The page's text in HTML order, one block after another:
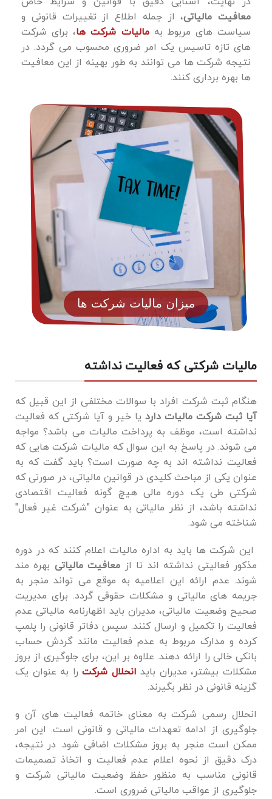
معافیت مالیاتی، از جمله اطلاع از تغییرات قانونی و
سیاست ‌های مربوط بهمالیات شرکت ها، برای شرکت‌
های تازه تاسیس یک امر ضروری محسوب می گردد. در
نتیجه شرکت ها می توانند به طور بهینه از این معافیت
‌ها بهره‌ برداری کنند.
مالیات شرکتی که فعالیت نداشته
هنگام ثبت شرکت افراد با سوالات مختلفی از این قبیل که
آیا ثبت شرکت مالیات دارد یا خیر و آیا شرکتی که فعالیت
نداشته است، موظف به پرداخت مالیات می باشد؟ مواجه
می شوند. در پاسخ به این سوال که مالیات شرکت هایی که
فعالیت نداشته اند به چه صورت است؟ باید گفت که به
عنوان یکی از مباحث کلیدی در قوانین مالیاتی، در صورتی که
شرکتی طی یک دوره مالی هیچ ‌گونه فعالیت اقتصادی
نداشته باشد، از نظر مالیاتی به عنوان "شرکت غیر فعال"
شناخته می‌ شود.
این شرکت ‌ها باید به اداره مالیات اعلام کنند که در دوره
مذکور فعالیتی نداشته ‌اند تا از معافیت مالیاتی بهره مند
شوند. عدم ارائه این اعلامیه به‌ موقع می ‌تواند منجر به
جریمه‌ های مالیاتی و مشکلات حقوقی گردد. برای مدیریت
صحیح وضعیت مالیاتی، مدیران باید اظهارنامه مالیاتی عدم
فعالیت را تکمیل و ارسال کنند. سپس دفاتر قانونی را پلمپ
کرده و مدارک مربوط به عدم فعالیت مانند گردش حساب
بانکی خالی را ارائه دهند. علاوه بر این، برای جلوگیری از بروز
مشکلات بیشتر، مدیران باید انحلال شرکترا به عنوان یک
گزینه قانونی در نظر بگیرند.
انحلال رسمی شرکت به معنای خاتمه فعالیت ‌های آن و
جلوگیری از ادامه تعهدات مالیاتی و قانونی است. این امر
ممکن است منجر به بروز مشکلات اضافی شود. در نتیجه،
درک دقیق از نحوه اعلام عدم فعالیت و اتخاذ تصمیمات
قانونی مناسب به منظور حفظ وضعیت مالیاتی شرکت و
جلوگیری از عواقب مالیاتی ضروری است.